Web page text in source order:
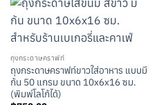
ถุงกระดาษคราฟท์
ถุงกระดาษคราฟท์ขาวใส่อาหาร แบบมี
ก้น 50 แกรม ขนาด 10x6x16 ซม.
(พิมพ์โลโก้ได้)